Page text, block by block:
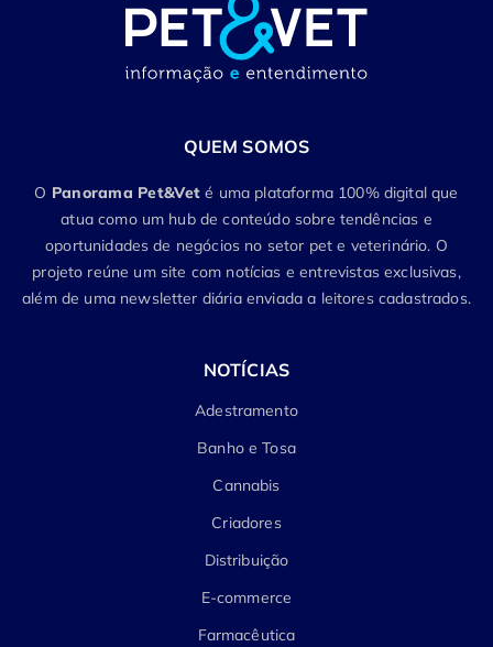
QUEM SOMOS
O Panorama Pet&Vet é uma plataforma 100% digital que
atua como um hub de conteúdo sobre tendências e
oportunidades de negócios no setor pet e veterinário. O
projeto reúne um site com notícias e entrevistas exclusivas,
além de uma newsletter diária enviada a leitores cadastrados.
NOTÍCIAS
Adestramento
Banho e Tosa
Cannabis
Criadores
Distribuição
E-commerce
Farmacêutica